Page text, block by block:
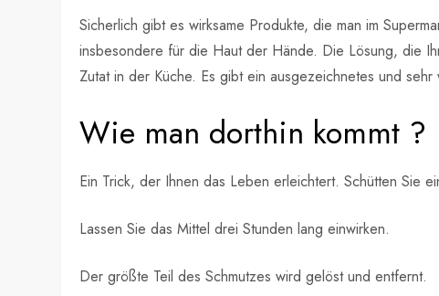
Sicherlich gibt es wirksame Produkte, die man im
insbesondere für die Haut der Hände. Die Lösung, die
Zutat in der Küche. Es gibt ein ausgezeichnetes und sehr
Wie man dorthin kommt ?
Ein Trick, der Ihnen das Leben erleichtert. Schütten Sie
Lassen Sie das Mittel drei Stunden lang einwirken.
Der größte Teil des Schmutzes wird gelöst und entfernt.